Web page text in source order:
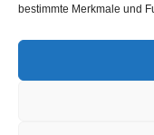
bestimmte Merkmale und
Featured Article
Karriere